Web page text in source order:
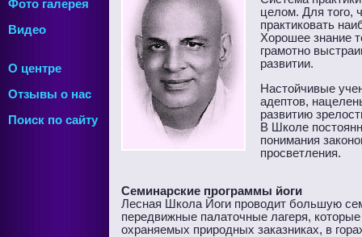
Фото галерея
Видео
О центре
Отзывы о нас
Поиск по сайту
целом. Для того,
практиковать
Хорошее знание
грамотно
развитии.
Настойчивые
адептов,
развитию
В Школе
понимания
просветления.
Семинарские программы йоги
Лесная Школа Йоги проводит большую
передвижные палаточные лагеря,
охраняемых природных заказниках, в